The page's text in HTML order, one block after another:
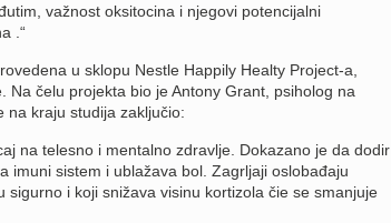
važnost oksitocina i njegovi potencijalni
.“
u sklopu Nestle Happily Healty Project-a,
Na čelu projekta bio je Antony Grant, psiholog na
na kraju studija zaključio:
na telesno i mentalno zdravlje. Dokazano je da dodir
imuni sistem i ublažava bol. Zagrljaji oslobađaju
i koji snižava visinu kortizola čie se smanjuje